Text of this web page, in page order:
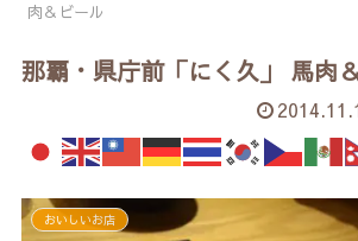
肉＆ビール
那覇・県庁前「にく久」 馬肉
おいしいお店